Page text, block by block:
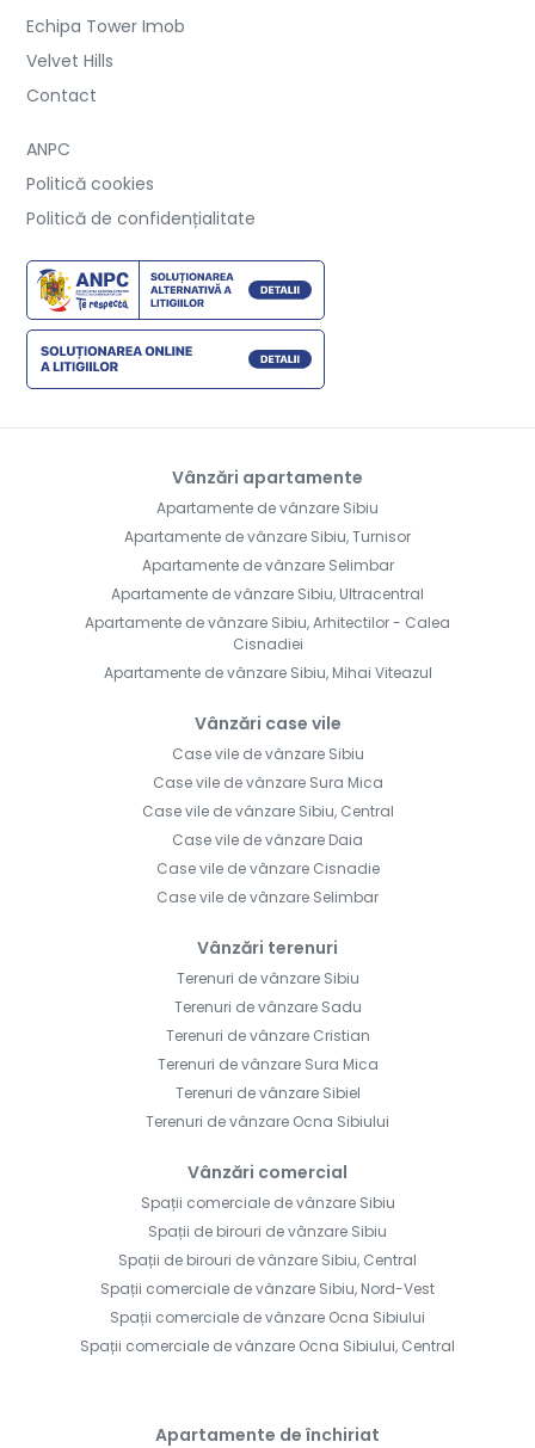
Echipa Tower Imob
Velvet Hills
Contact
ANPC
Politică cookies
Politică de confidențialitate
Vânzări apartamente
Apartamente de vânzare Sibiu
Apartamente de vânzare Sibiu, Turnisor
Apartamente de vânzare Selimbar
Apartamente de vânzare Sibiu, Ultracentral
Apartamente de vânzare Sibiu, Arhitectilor - Calea
Cisnadiei
Apartamente de vânzare Sibiu, Mihai Viteazul
Vânzări case vile
Case vile de vânzare Sibiu
Case vile de vânzare Sura Mica
Case vile de vânzare Sibiu, Central
Case vile de vânzare Daia
Case vile de vânzare Cisnadie
Case vile de vânzare Selimbar
Vânzări terenuri
Terenuri de vânzare Sibiu
Terenuri de vânzare Sadu
Terenuri de vânzare Cristian
Terenuri de vânzare Sura Mica
Terenuri de vânzare Sibiel
Terenuri de vânzare Ocna Sibiului
Vânzări comercial
Spații comerciale de vânzare Sibiu
Spații de birouri de vânzare Sibiu
Spații de birouri de vânzare Sibiu, Central
Spații comerciale de vânzare Sibiu, Nord-Vest
Spații comerciale de vânzare Ocna Sibiului
Spații comerciale de vânzare Ocna Sibiului, Central
Apartamente de închiriat